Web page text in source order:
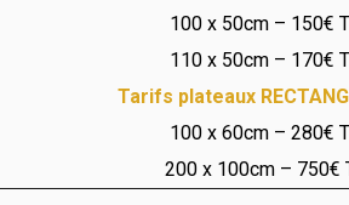
100 x 50cm – 150€
110 x 50cm – 170€
Tarifs plateaux
100 x 60cm – 280€
200 x 100cm – 750€